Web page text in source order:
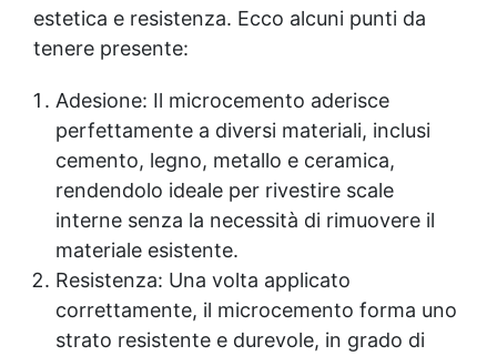
estetica e resistenza. Ecco alcuni punti da
tenere presente:
Adesione: Il microcemento aderisce
perfettamente a diversi materiali, inclusi
cemento, legno, metallo e ceramica,
rendendolo ideale per rivestire scale
interne senza la necessità di rimuovere il
materiale esistente.
Resistenza: Una volta applicato
correttamente, il microcemento forma uno
strato resistente e durevole, in grado di